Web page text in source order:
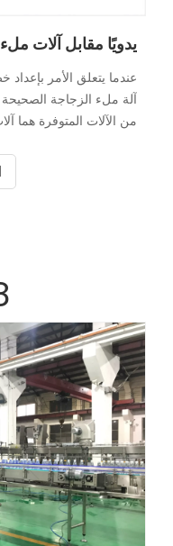
عندما يتعلق الأمر بإعداد
آلة ملء الزجاجة الصحيحة
من الآلات المتوفرة هما